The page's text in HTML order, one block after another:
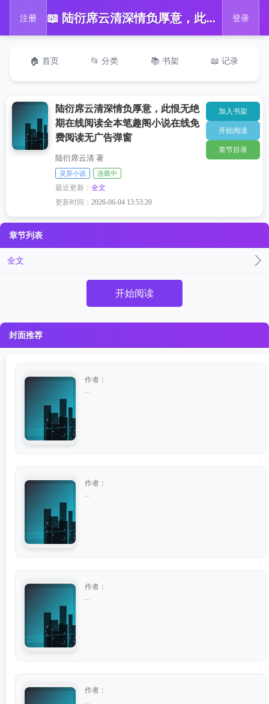
注册 📖 陆衍席云清深情负厚意，此恨无绝期在线阅读全本笔趣阁小说在线免费阅读无广告弹窗 登录
🏠 首页 📂 分类 📚 书架 📖 记录
陆衍席云清深情负厚意，此恨无绝
期在线阅读全本笔趣阁小说在线免
费阅读无广告弹窗
陆衍席云清 著
灵异小说 连载中
最近更新：全文
更新时间：2026-06-04 13:53:20
加入书架
开始阅读
章节目录
章节列表
全文
开始阅读
封面推荐
作者：
作者：
作者：
作者：